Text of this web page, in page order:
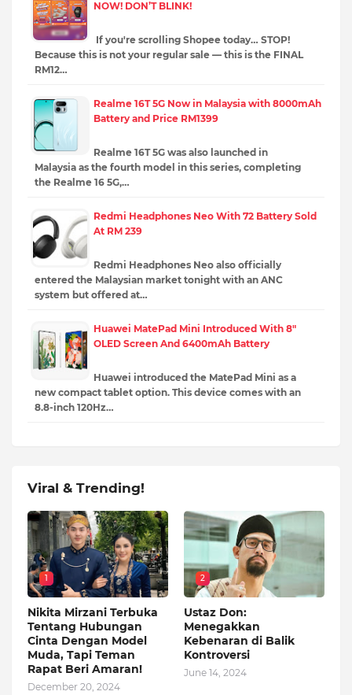
NOW! DON’T BLINK!
If you're scrolling Shopee today… STOP!
Because this is not your regular sale — this is the FINAL
RM12…
Realme 16T 5G Now in Malaysia with 8000mAh
Battery and Price RM1399
Realme 16T 5G was also launched in
Malaysia as the fourth model in this series, completing
the Realme 16 5G,…
Redmi Headphones Neo With 72 Battery Sold
At RM 239
Redmi Headphones Neo also officially
entered the Malaysian market tonight with an ANC
system but offered at…
Huawei MatePad Mini Introduced With 8″
OLED Screen And 6400mAh Battery
Huawei introduced the MatePad Mini as a
new compact tablet option. This device comes with an
8.8-inch 120Hz…
Viral & Trending!
1
Nikita Mirzani Terbuka
Tentang Hubungan
Cinta Dengan Model
Muda, Tapi Teman
Rapat Beri Amaran!
December 20, 2024
2
Ustaz Don:
Menegakkan
Kebenaran di Balik
Kontroversi
June 14, 2024